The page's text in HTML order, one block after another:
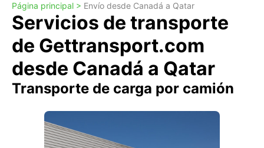
Página principal > Envío desde Canadá a Qatar
Servicios de transporte
de Gettransport.com
desde Canadá a Qatar
Transporte de carga por camión